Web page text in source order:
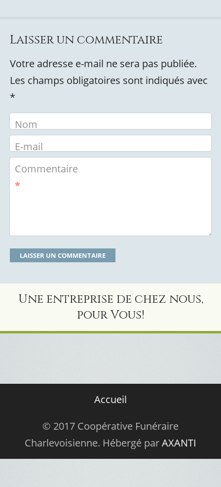
Laisser un commentaire
Votre adresse e-mail ne sera pas publiée.
Les champs obligatoires sont indiqués avec
*
Nom
E-mail
Commentaire
*
Une entreprise de chez nous,
pour Vous!
Accueil
© 2017 Coopérative Funéraire
Charlevoisienne. Hébergé parAXANTI